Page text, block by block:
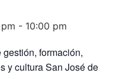
- 10:00 pm
formación,
y cultura San José de